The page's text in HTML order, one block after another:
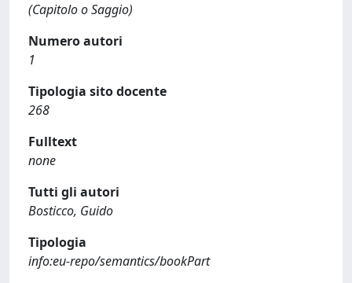
(Capitolo o Saggio)
Numero autori
1
Tipologia sito docente
268
Fulltext
none
Tutti gli autori
Bosticco, Guido
Tipologia
info:eu-repo/semantics/bookPart